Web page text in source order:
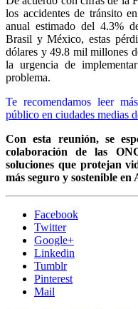
los accidentes de tránsito
anual estimado del 4.3%
Brasil y México, estas
dólares y 49.8 mil millones
la urgencia de
problema.
Te recomendamos leer
público en ciudades medias
Con esta reunión, se
colaboración de las
soluciones que protejan
más seguro y sostenible
Facebook
Twitter
Google+
Linkedin
Tumblr
Pinterest
Mail